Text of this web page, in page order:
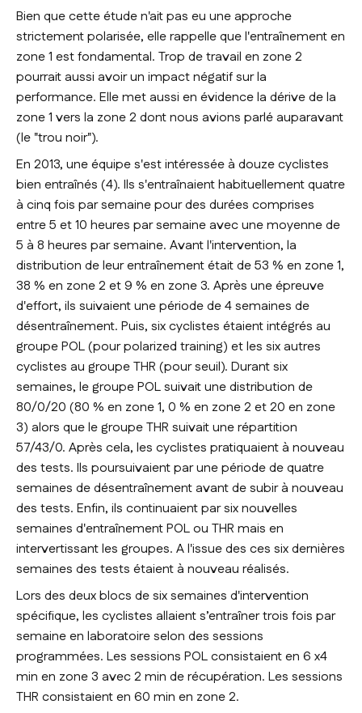
Bien que cette étude n'ait pas eu une approche
strictement polarisée, elle rappelle que l'entraînement en
zone 1 est fondamental. Trop de travail en zone 2
pourrait aussi avoir un impact négatif sur la
performance. Elle met aussi en évidence la dérive de la
zone 1 vers la zone 2 dont nous avions parlé auparavant
(le "trou noir").
En 2013, une équipe s'est intéressée à douze cyclistes
bien entraînés (4). Ils s'entraînaient habituellement quatre
à cinq fois par semaine pour des durées comprises
entre 5 et 10 heures par semaine avec une moyenne de
5 à 8 heures par semaine. Avant l'intervention, la
distribution de leur entraînement était de 53 % en zone 1,
38 % en zone 2 et 9 % en zone 3. Après une épreuve
d'effort, ils suivaient une période de 4 semaines de
désentraînement. Puis, six cyclistes étaient intégrés au
groupe POL (pour polarized training) et les six autres
cyclistes au groupe THR (pour seuil). Durant six
semaines, le groupe POL suivait une distribution de
80/0/20 (80 % en zone 1, 0 % en zone 2 et 20 en zone
3) alors que le groupe THR suivait une répartition
57/43/0. Après cela, les cyclistes pratiquaient à nouveau
des tests. Ils poursuivaient par une période de quatre
semaines de désentraînement avant de subir à nouveau
des tests. Enfin, ils continuaient par six nouvelles
semaines d'entraînement POL ou THR mais en
intervertissant les groupes. A l'issue des ces six dernières
semaines des tests étaient à nouveau réalisés.
Lors des deux blocs de six semaines d'intervention
spécifique, les cyclistes allaient s’entraîner trois fois par
semaine en laboratoire selon des sessions
programmées. Les sessions POL consistaient en 6 x4
min en zone 3 avec 2 min de récupération. Les sessions
THR consistaient en 60 min en zone 2.